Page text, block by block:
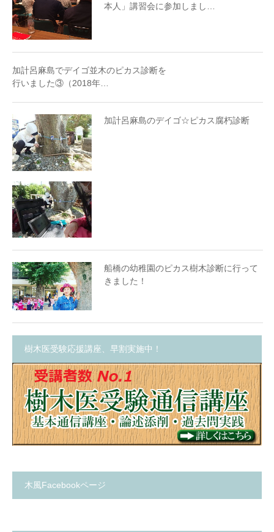
本人」講習会に参加しまし…
加計呂麻島でデイゴ並木のピカス診断を
行いました③（2018年…
加計呂麻島のデイゴ☆ピカス腐朽診断
船橋の幼稚園のピカス樹木診断に行って
きました！
樹木医受験応援講座、早割実施中！
木風Facebookページ